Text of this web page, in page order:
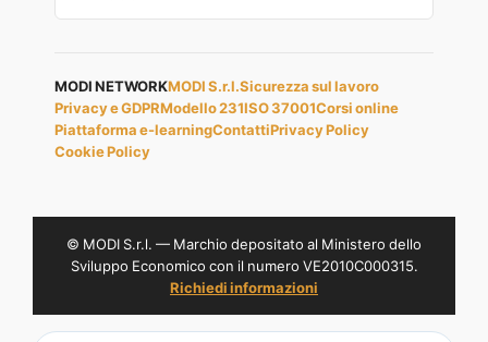
MODI NETWORKMODI S.r.l.Sicurezza sul lavoro
Privacy e GDPRModello 231ISO 37001Corsi online
Piattaforma e-learningContattiPrivacy Policy
Cookie Policy
© MODI S.r.l. — Marchio depositato al Ministero dello
Sviluppo Economico con il numero VE2010C000315.
Richiedi informazioni